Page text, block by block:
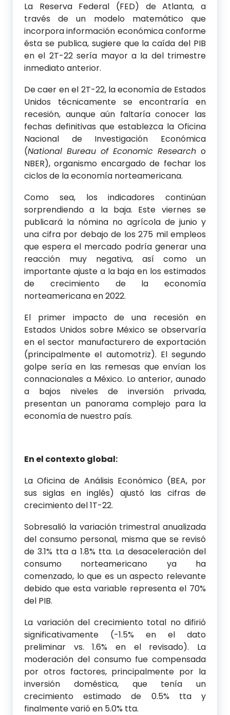
La Reserva Federal (FED) de Atlanta, a
través de un modelo matemático que
incorpora información económica conforme
ésta se publica, sugiere que la caída del PIB
en el 2T-22 sería mayor a la del trimestre
inmediato anterior.
De caer en el 2T-22, la economía de Estados
Unidos técnicamente se encontraría en
recesión, aunque aún faltaría conocer las
fechas definitivas que establezca la Oficina
Nacional de Investigación Económica
(National Bureau of Economic Research o
NBER), organismo encargado de fechar los
ciclos de la economía norteamericana.
Como sea, los indicadores continúan
sorprendiendo a la baja. Este viernes se
publicará la nómina no agrícola de junio y
una cifra por debajo de los 275 mil empleos
que espera el mercado podría generar una
reacción muy negativa, así como un
importante ajuste a la baja en los estimados
de crecimiento de la economía
norteamericana en 2022.
El primer impacto de una recesión en
Estados Unidos sobre México se observaría
en el sector manufacturero de exportación
(principalmente el automotriz). El segundo
golpe sería en las remesas que envían los
connacionales a México. Lo anterior, aunado
a bajos niveles de inversión privada,
presentan un panorama complejo para la
economía de nuestro país.
En el contexto global:
La Oficina de Análisis Económico (BEA, por
sus siglas en inglés) ajustó las cifras de
crecimiento del 1T-22.
Sobresalió la variación trimestral anualizada
del consumo personal, misma que se revisó
de 3.1% tta a 1.8% tta. La desaceleración del
consumo norteamericano ya ha
comenzado, lo que es un aspecto relevante
debido que esta variable representa el 70%
del PIB.
La variación del crecimiento total no difirió
significativamente (-1.5% en el dato
preliminar vs. 1.6% en el revisado). La
moderación del consumo fue compensada
por otros factores, principalmente por la
inversión doméstica, que tenía un
crecimiento estimado de 0.5% tta y
finalmente varió en 5.0% tta.